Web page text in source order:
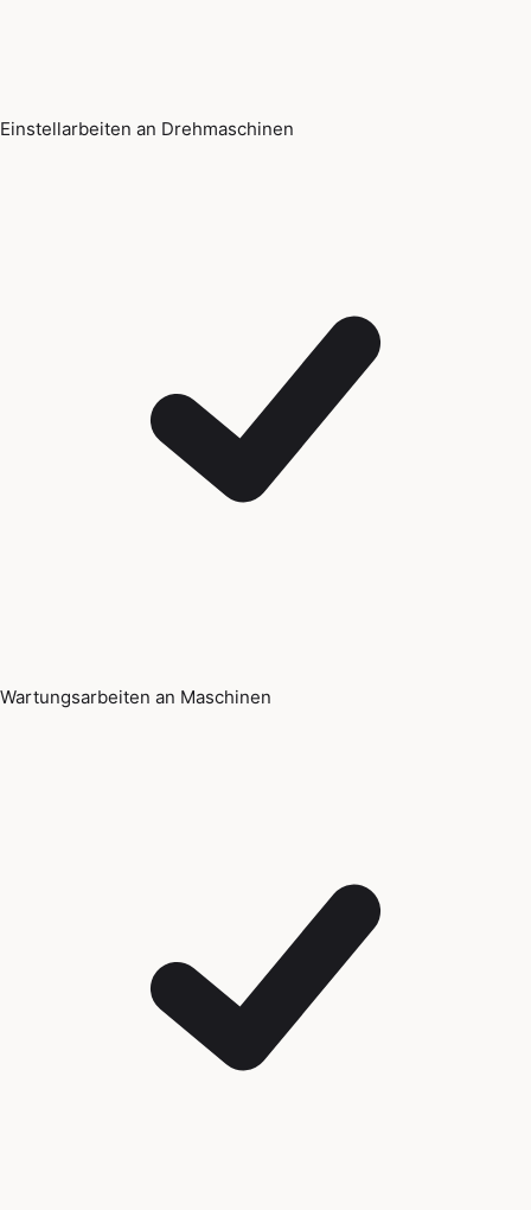
Einstellarbeiten an Drehmaschinen
Wartungsarbeiten an Maschinen